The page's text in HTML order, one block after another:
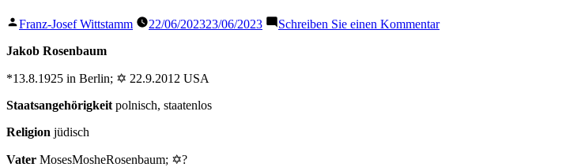
Veröffentlicht
Franz-Josef Wittstamm 22/06/202323/06/2023 Schreiben Sie einen Kommentarzu
Jakob Rosenbaum
*13.8.1925 in Berlin; ✡ 22.9.2012 USA
Staatsangehörigkeit polnisch, staatenlos
Religion jüdisch
Vater MosesMosheRosenbaum; ✡?